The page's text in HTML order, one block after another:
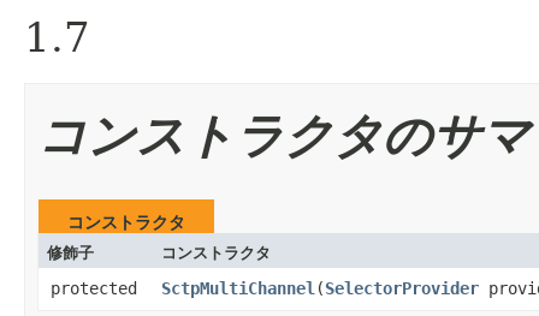
1.7
コンストラクタのサ
コンストラクタ
修飾子 コンストラクタ
protected SctpMultiChannel ​(SelectorProvider